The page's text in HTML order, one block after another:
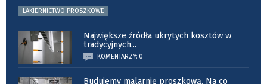
LAKIERNICTWO PROSZKOWE
Największe źródła ukrytych kosztów w
tradycyjnych...
KOMENTARZY: 0
Budujemy malarnię proszkową. Na co